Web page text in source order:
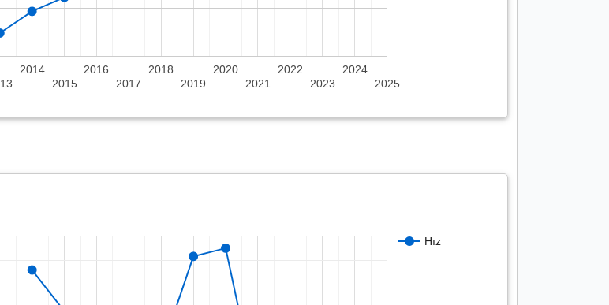
2014
2015
2016
2017
2018
2019
2020
2021
2022
2023
2024
2025
Hız